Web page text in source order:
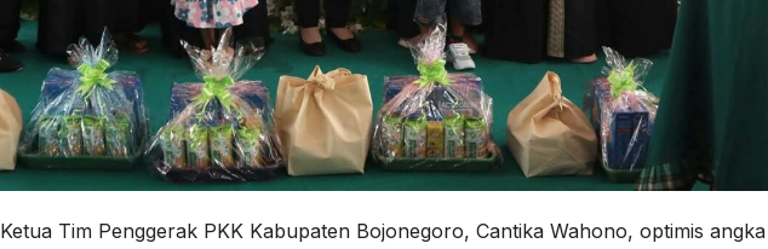
Ketua Tim Penggerak PKK Kabupaten Bojonegoro, Cantika Wahono, optimis angka